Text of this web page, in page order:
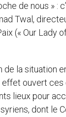
de nous » :
Twal,
(« Our Lady
de la situation
effet ouvert ces
lieux pour
dont le